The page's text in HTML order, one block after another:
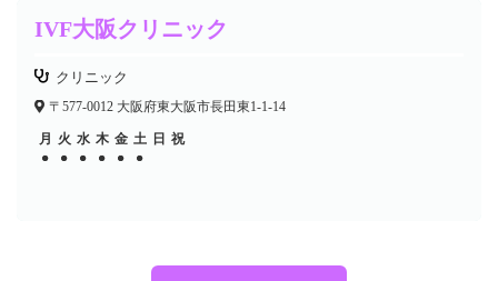
IVF大阪クリニック
クリニック
〒577-0012 大阪府東大阪市長田東1-1-14
月 火 水 木 金 土 日 祝
●
● ● ● ● ●
● ● ● ● ● ●